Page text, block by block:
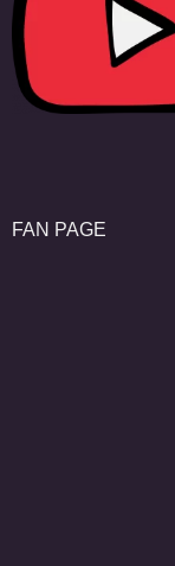
FAN PAGE